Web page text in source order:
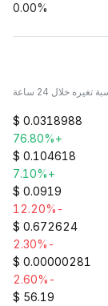
0.00%
خلال 24 ساعة
$ 0.0318988
+76.80%
$ 0.104618
+7.10%
$ 0.0919
-12.20%
$ 0.672624
-2.30%
$ 0.00000281
-2.60%
$ 56.19